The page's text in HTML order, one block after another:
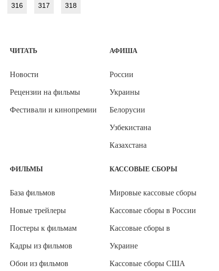
316 317 318
ЧИТАТЬ
Новости
Рецензии на фильмы
Фестивали и кинопремии
АФИША
России
Украины
Белорусии
Узбекистана
Казахстана
ФИЛЬМЫ
База фильмов
Новые трейлеры
Постеры к фильмам
Кадры из фильмов
Обои из фильмов
КАССОВЫЕ СБОРЫ
Мировые кассовые сборы
Кассовые сборы в России
Кассовые сборы в
Украине
Кассовые сборы США